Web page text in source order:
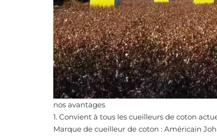
nos avantages
1. Convient à tous les cueilleurs de coton
Marque de cueilleur de coton : Américain